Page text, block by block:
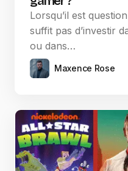
Lorsqu’il est
suffit pas d’investir
ou dans…
Maxence Rose